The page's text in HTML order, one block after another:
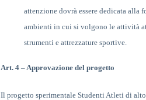
attenzione dovrà essere dedicata alla
ambienti in cui si volgono le attività
strumenti e attrezzature sportive.
Art. 4 –Approvazione del progetto
Il progetto sperimentale Studenti Atleti di